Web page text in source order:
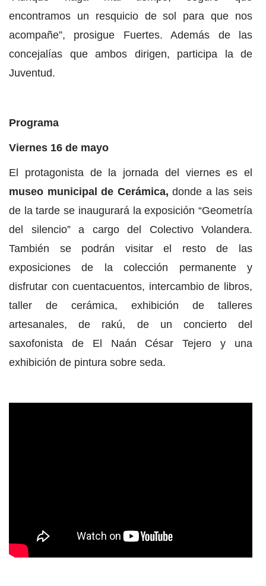
encontramos un resquicio de sol para que nos
acompañe”, prosigue Fuertes. Además de las
concejalías que ambos dirigen, participa la de
Juventud.
Programa
Viernes 16 de mayo
El protagonista de la jornada del viernes es el
museo municipal de Cerámica, donde a las seis
de la tarde se inaugurará la exposición “Geometría
del silencio” a cargo del Colectivo Volandera.
También se podrán visitar el resto de las
exposiciones de la colección permanente y
disfrutar con cuentacuentos, intercambio de libros,
taller de cerámica, exhibición de talleres
artesanales, de rakú, de un concierto del
saxofonista de El Naán César Tejero y una
exhibición de pintura sobre seda.